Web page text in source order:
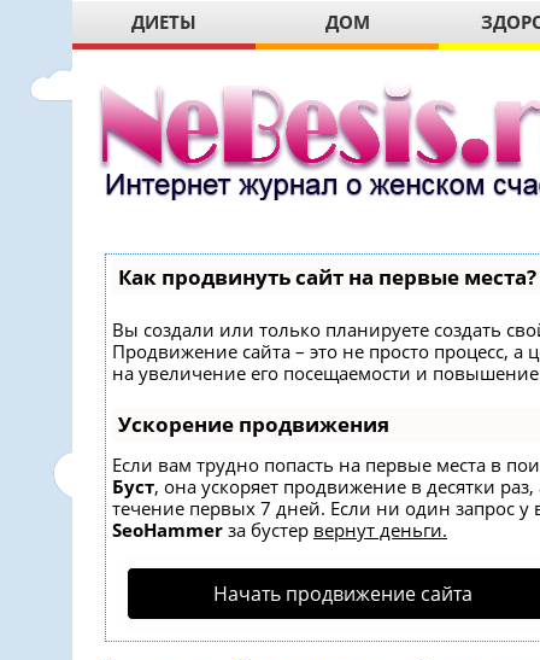
ДИЕТЫ ДОМ
Как продвинуть сайт на первые места?
Вы создали или только планируете создать
Продвижение сайта – это не просто процесс,
на увеличение его посещаемости и
Ускорение продвижения
Если вам трудно попасть на первые места в
Буст, она ускоряет продвижение в десятки
течение первых 7 дней. Если ни один запрос у
SeoHammer за бустер вернут деньги.
Начать продвижение сайта